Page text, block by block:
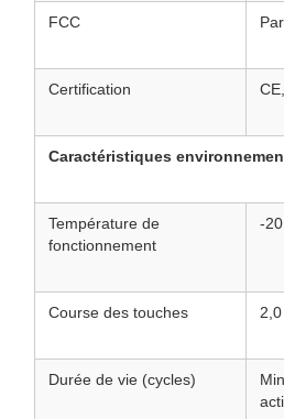
FCC
Certification
Caractéristiques
Température de
fonctionnement
-
Course des touches
Durée de vie (cycles)